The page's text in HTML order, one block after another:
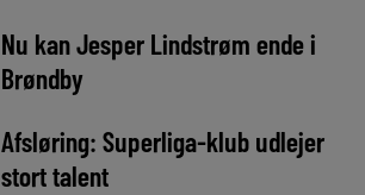
Nu kan Jesper Lindstrøm ende i
Brøndby
Afsløring: Superliga-klub udlejer
stort talent